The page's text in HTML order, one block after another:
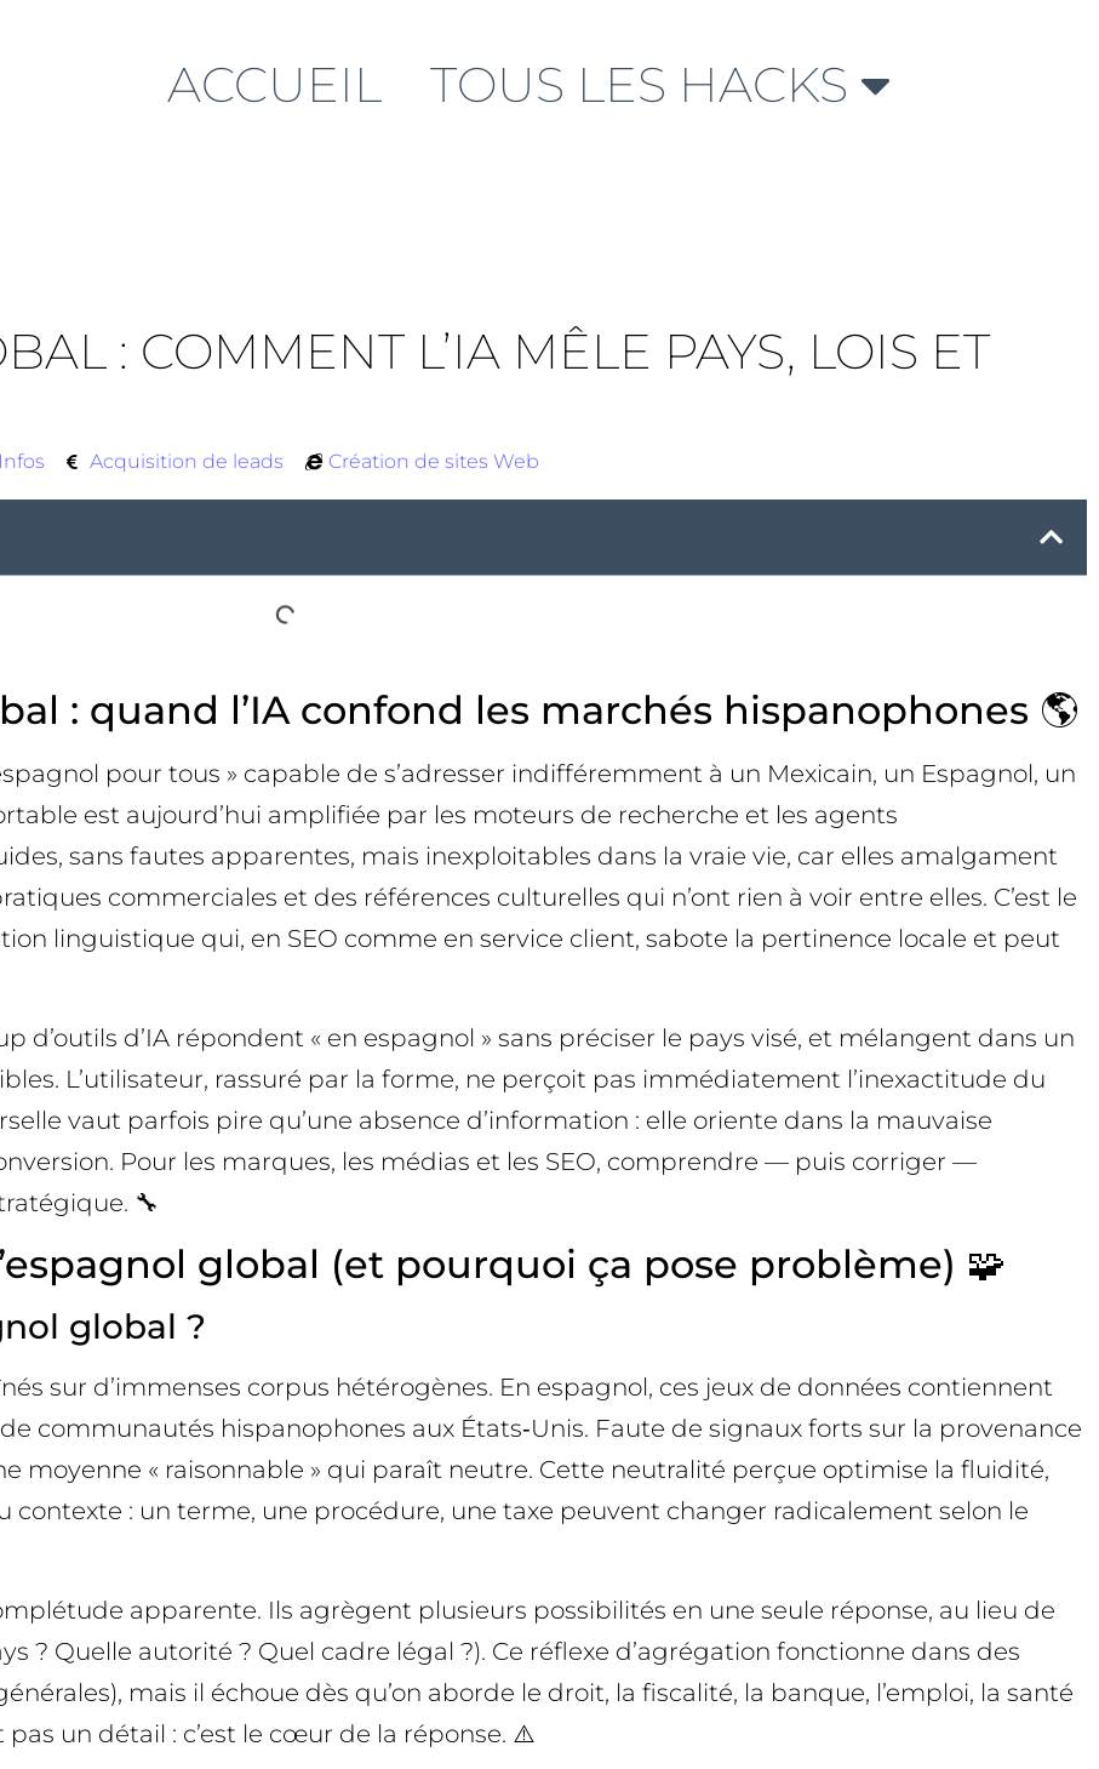
ACCUEIL TOUS LES HACKS
: COMMENT L’IA MÊLE PAYS, LOIS ET
Infos Acquisition de leads Création de sites Web
: quand l’IA confond les marchés hispanophones 🌎
pour tous » capable de s’adresser indifféremment à un Mexicain, un Espagnol, un
est aujourd’hui amplifiée par les moteurs de recherche et les agents
sans fautes apparentes, mais inexploitables dans la vraie vie, car elles amalgament
commerciales et des références culturelles qui n’ont rien à voir entre elles. C’est le
linguistique qui, en SEO comme en service client, sabote la pertinence locale et peut
d’outils d’IA répondent « en espagnol » sans préciser le pays visé, et mélangent dans un
L’utilisateur, rassuré par la forme, ne perçoit pas immédiatement l’inexactitude du
vaut parfois pire qu’une absence d’information : elle oriente dans la mauvaise
Pour les marques, les médias et les SEO, comprendre — puis corriger —
🔧
global (et pourquoi ça pose problème) 🧩
global ?
sur d’immenses corpus hétérogènes. En espagnol, ces jeux de données contiennent
communautés hispanophones aux États‑Unis. Faute de signaux forts sur la provenance
moyenne « raisonnable » qui paraît neutre. Cette neutralité perçue optimise la fluidité,
contexte : un terme, une procédure, une taxe peuvent changer radicalement selon le
apparente. Ils agrègent plusieurs possibilités en une seule réponse, au lieu de
? Quelle autorité ? Quel cadre légal ?). Ce réflexe d’agrégation fonctionne dans des
mais il échoue dès qu’on aborde le droit, la fiscalité, la banque, l’emploi, la santé
un détail : c’est le cœur de la réponse. ⚠️